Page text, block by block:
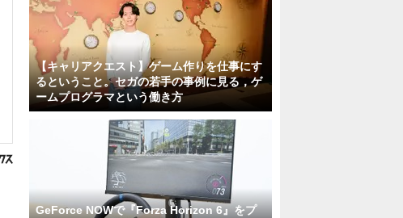
【キャリアクエスト】ゲーム作りを仕事にす
るということ。セガの若手の事例に見る，ゲ
ームプログラマという働き方
GeForce NOWで『Forza Horizon 6』をプ